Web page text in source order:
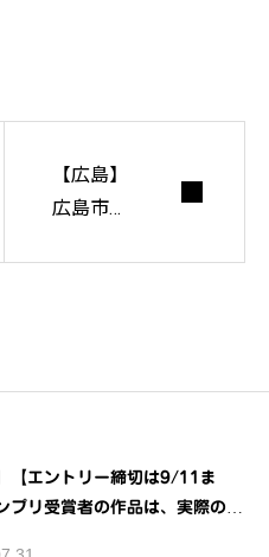
【広島】
広島市現
【エントリー締切は9/11ま
プリ受賞者の作品は、実際の物